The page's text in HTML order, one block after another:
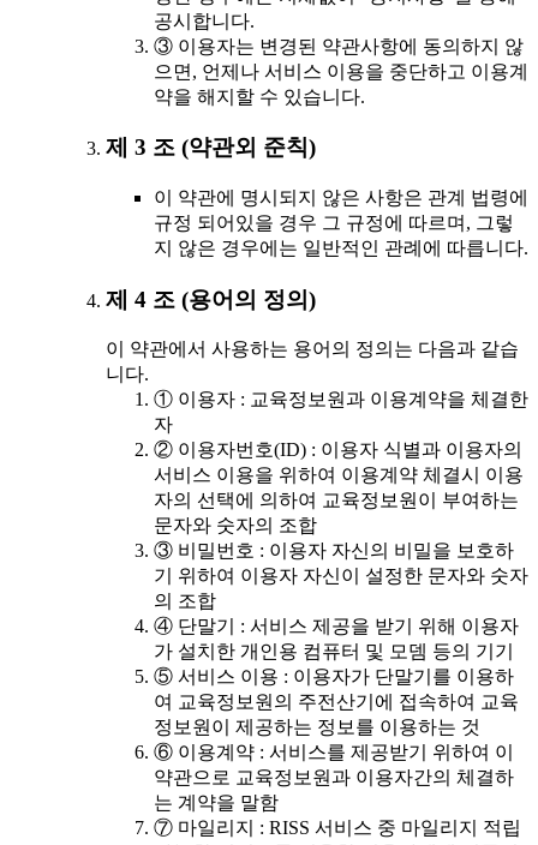
공시합니다.
③ 이용자는 변경된 약관사항에 동의하지 않
으면, 언제나 서비스 이용을 중단하고 이용계
약을 해지할 수 있습니다.
제 3 조 (약관외 준칙)
이 약관에 명시되지 않은 사항은 관계 법령에
규정 되어있을 경우 그 규정에 따르며, 그렇
지 않은 경우에는 일반적인 관례에 따릅니다.
제 4 조 (용어의 정의)
이 약관에서 사용하는 용어의 정의는 다음과 같습
니다.
① 이용자 : 교육정보원과 이용계약을 체결한
자
② 이용자번호(ID) : 이용자 식별과 이용자의
서비스 이용을 위하여 이용계약 체결시 이용
자의 선택에 의하여 교육정보원이 부여하는
문자와 숫자의 조합
③ 비밀번호 : 이용자 자신의 비밀을 보호하
기 위하여 이용자 자신이 설정한 문자와 숫자
의 조합
④ 단말기 : 서비스 제공을 받기 위해 이용자
가 설치한 개인용 컴퓨터 및 모뎀 등의 기기
⑤ 서비스 이용 : 이용자가 단말기를 이용하
여 교육정보원의 주전산기에 접속하여 교육
정보원이 제공하는 정보를 이용하는 것
⑥ 이용계약 : 서비스를 제공받기 위하여 이
약관으로 교육정보원과 이용자간의 체결하
는 계약을 말함
⑦ 마일리지 : RISS 서비스 중 마일리지 적립